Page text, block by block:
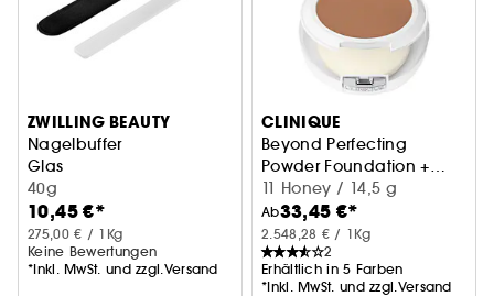
ZWILLING BEAUTY
Nagelbuffer
Glas
40g
10,45 €*
275,00 € / 1Kg
Keine Bewertungen
*Inkl. MwSt. und zzgl.Versand
CLINIQUE
Beyond Perfecting
Powder Foundation +
Concealer
11 Honey / 14,5 g
Ab33,45 €*
2.548,28 € / 1Kg
2
Erhältlich in 5 Farben
*Inkl. MwSt. und zzgl.Versand